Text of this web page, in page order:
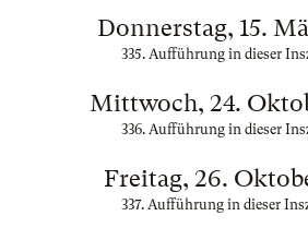
Donnerstag, 15.
335. Aufführung in dieser
Mittwoch, 24.
336. Aufführung in dieser
Freitag, 26.
337. Aufführung in dieser